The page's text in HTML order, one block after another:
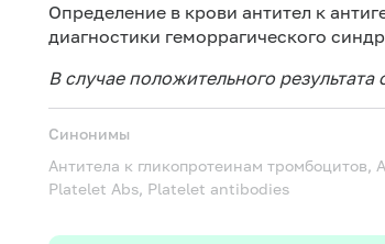
Определение в крови антител к
диагностики геморрагического
В случае положительного результата
Синонимы
Антитела к гликопротеинам
Platelet Abs, Platelet antibodies